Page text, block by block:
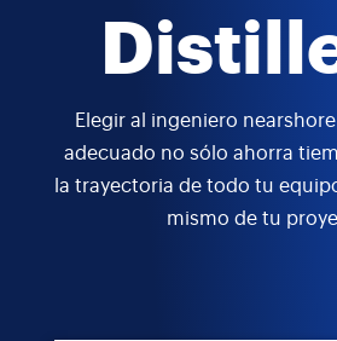
Elegir al ingeniero
adecuado no sólo ahorra
la trayectoria de todo tu
mismo de tu